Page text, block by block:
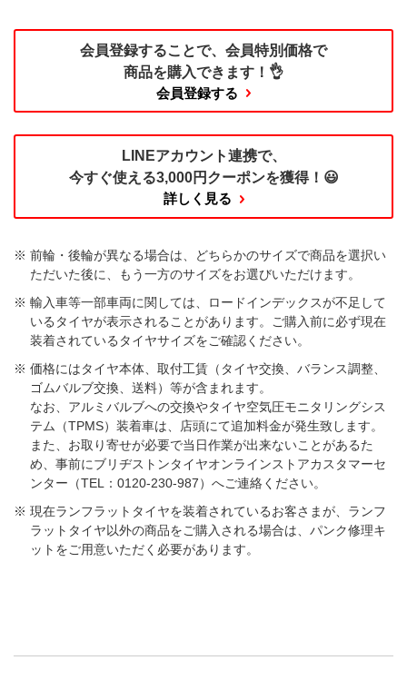
会員登録することで、 会員特別価格で
商品を購入できます！👌
会員登録する
LINEアカウント連携で、
今すぐ使える3,000円クーポンを獲得！😃
詳しく見る
前輪・後輪が異なる場合は、どちらかのサイズで商品を選択い
ただいた後に、もう一方のサイズをお選びいただけます。​
輸入車等一部車両に関しては、ロードインデックスが不足して
いるタイヤが表示されることがあります。ご購入前に必ず現在
装着されているタイヤサイズをご確認ください。
価格にはタイヤ本体、取付工賃（タイヤ交換、バランス調整、
ゴムバルブ交換、送料）等が含まれます。
なお、アルミバルブへの交換やタイヤ空気圧モニタリングシス
テム（TPMS）装着車は、店頭にて追加料金が発生致します。
また、お取り寄せが必要で当日作業が出来ないことがあるた
め、事前にブリヂストンタイヤオンラインストアカスタマーセ
ンター（TEL：0120-230-987）へご連絡ください。
現在ランフラットタイヤを装着されているお客さまが、ランフ
ラットタイヤ以外の商品をご購入される場合は、パンク修理キ
ットをご用意いただく必要があります。